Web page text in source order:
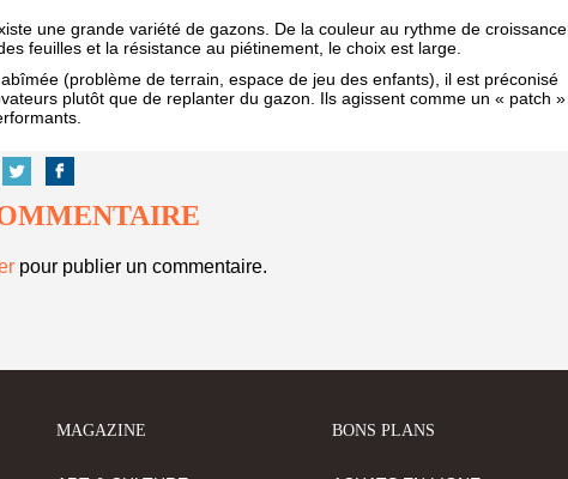
une grande variété de gazons. De la couleur au rythme de croissance,
feuilles et la résistance au piétinement, le choix est large.
(problème de terrain, espace de jeu des enfants), il est préconisé
plutôt que de replanter du gazon. Ils agissent comme un « patch »
pour publier un commentaire.
MAGAZINE BONS PLANS